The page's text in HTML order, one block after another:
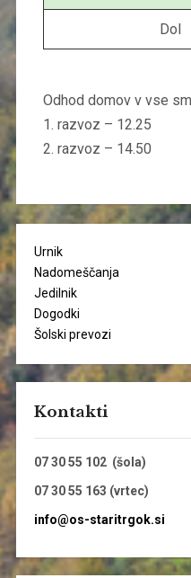
Urnik
Nadomeščanja
Jedilnik
Dogodki
Šolski prevozi
Kontakti
07 30 55 102 (šola)
07 30 55 163 (vrtec)
info@os-staritrgok.si
Dol
Odhod domov v vse
1. razvoz – 12.25
2. razvoz – 14.50